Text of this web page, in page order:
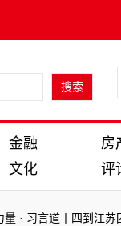
金融 房
文化 评
习言道丨四到江苏团